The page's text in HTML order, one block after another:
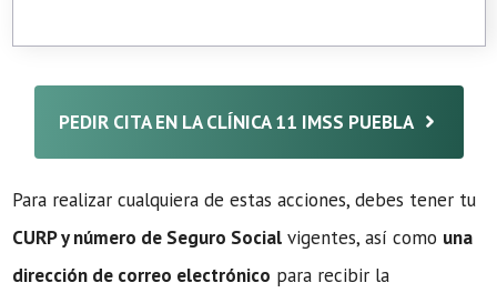
PEDIR CITA EN LA CLÍNICA 11 IMSS PUEBLA
Para realizar cualquiera de estas acciones, debes tener tu
CURP y número de Seguro Social vigentes, así como una
dirección de correo electrónico para recibir la